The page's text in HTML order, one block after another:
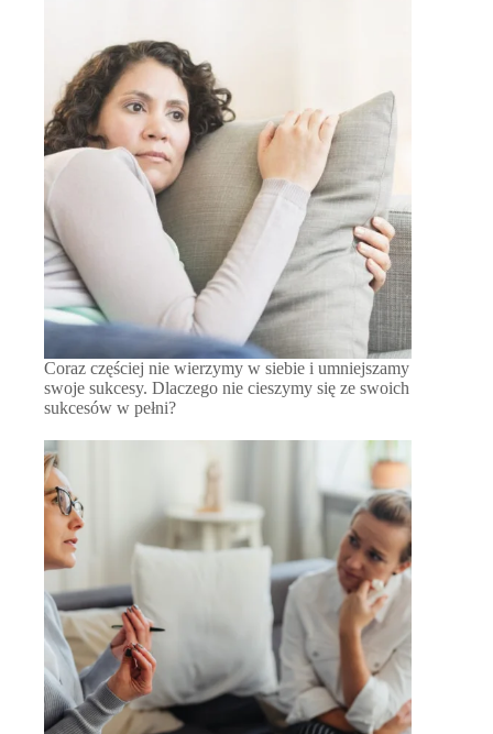
Coraz częściej nie wierzymy w siebie i umniejszamy
swoje sukcesy. Dlaczego nie cieszymy się ze swoich
sukcesów w pełni?